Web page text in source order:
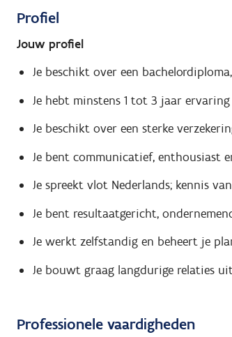
Profiel
Jouw profiel
Je beschikt over een
Je hebt minstens 1 tot 3 jaar
Je beschikt over een sterke
Je bent communicatief, enthousiast
Je spreekt vlot Nederlands; kennis
Je bent resultaatgericht,
Je werkt zelfstandig en beheert je
Je bouwt graag langdurige relaties
Professionele vaardigheden